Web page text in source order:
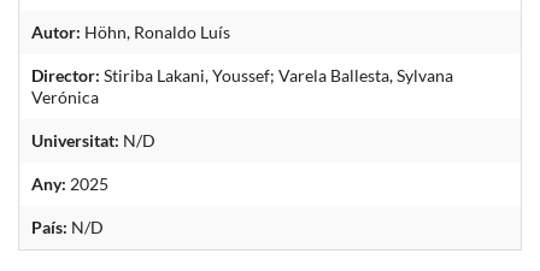
Autor: Höhn, Ronaldo Luís
Director: Stiriba Lakani, Youssef; Varela Ballesta, Sylvana
Verónica
Universitat: N/D
Any: 2025
País: N/D